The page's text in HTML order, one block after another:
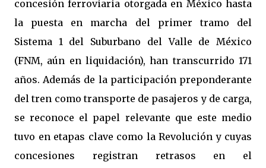
concesión ferroviaria otorgada en México hasta
la puesta en marcha del primer tramo del
Sistema 1 del Suburbano del Valle de México
(FNM, aún en liquidación), han transcurrido 171
años. Además de la participación preponderante
del tren como transporte de pasajeros y de carga,
se reconoce el papel relevante que este medio
tuvo en etapas clave como la Revolución y cuyas
concesiones registran retrasos en el